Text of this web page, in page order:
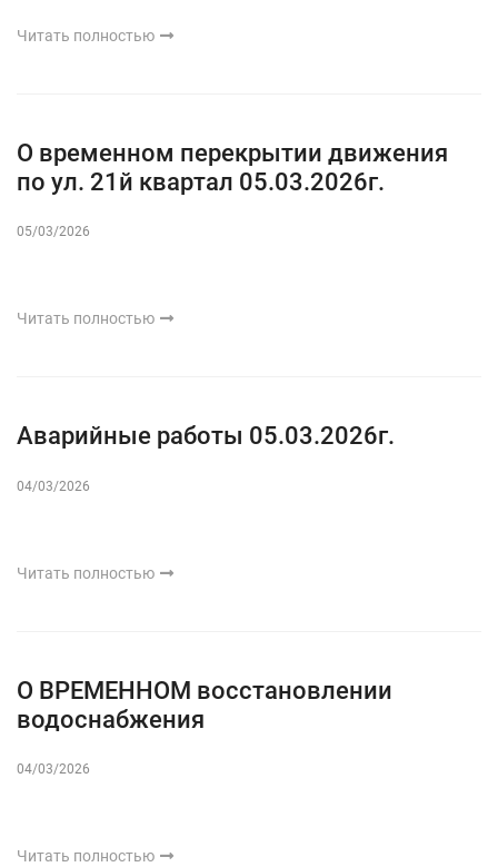
Читать полностью
О временном перекрытии движения
по ул. 21й квартал 05.03.2026г.
05/03/2026
Читать полностью
Аварийные работы 05.03.2026г.
04/03/2026
Читать полностью
О ВРЕМЕННОМ восстановлении
водоснабжения
04/03/2026
Читать полностью